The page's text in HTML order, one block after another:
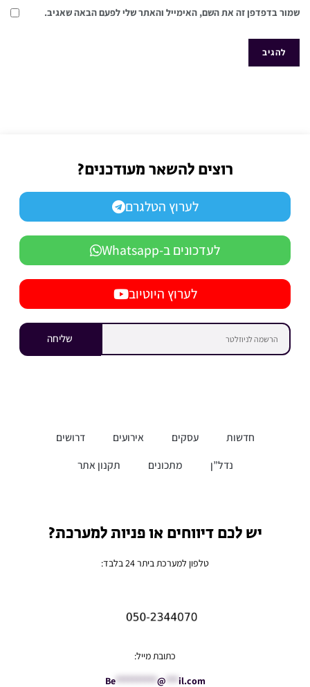
שמור בדפדפן זה את השם, האימייל והאתר שלי לפעם הבאה שאגיב.
רוצים להשאר מעודכנים?
לערוץ הטלגרם
לעדכונים ב-Whatsapp
לערוץ היוטיוב
שליחה
חדשות עסקים אירועים
דרושים
נדל”ן
מתכונים תקנון אתר
יש לכם דיווחים או פניות למערכת?
טלפון למערכת ביתר 24 בלבד:
כתובת מייל:
Be********** @ *** il.com